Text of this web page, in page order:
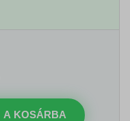
A KOSÁRBA